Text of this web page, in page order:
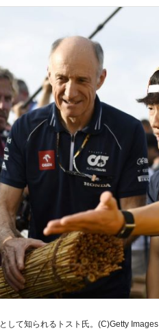
して知られるトスト氏。(C)Getty Images